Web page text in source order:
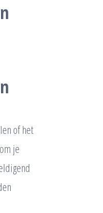
of het
je